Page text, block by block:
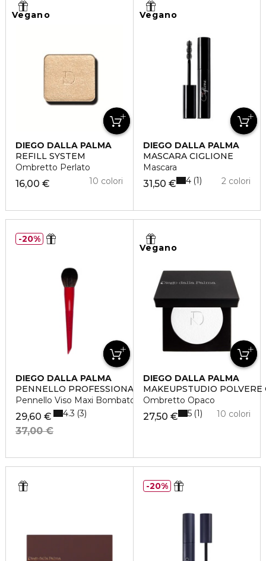
Vegano
DIEGO DALLA PALMA
REFILL SYSTEM
Ombretto Perlato
16,00 € 10 colori
Vegano
DIEGO DALLA PALMA
MASCARA CIGLIONE
Mascara
31,50 € 2 colori
4 1
DIEGO DALLA PALMA
PENNELLO PROFESSIONALE
Pennello Viso Maxi Bombato Terre e Ciprie
29,60 €
37,00 €
4.3 3
20%
Vegano
DIEGO DALLA PALMA
MAKEUPSTUDIO
Ombretto Opaco
27,50 € 10 colori
5 1
20%